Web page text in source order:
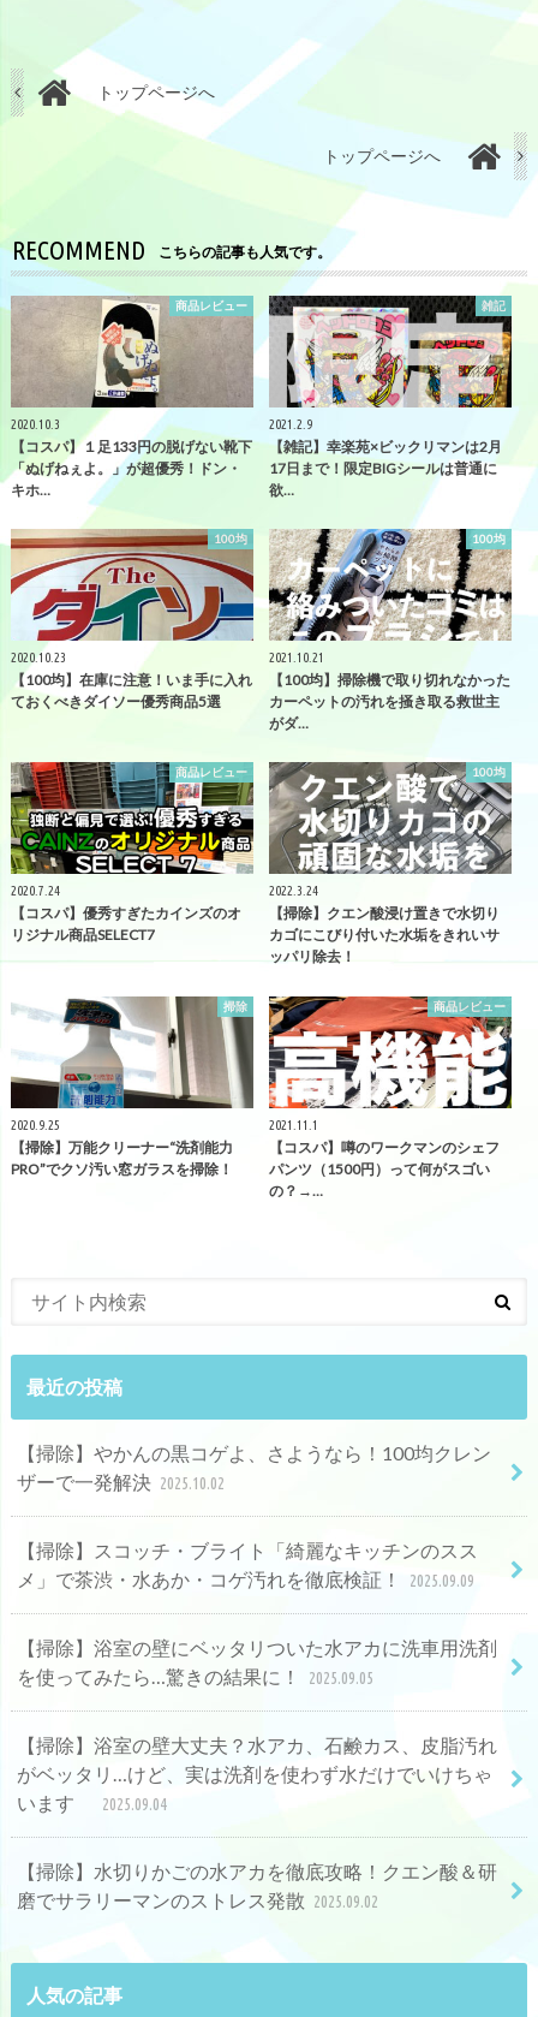
トップページへ
トップページへ
RECOMMEND こちらの記事も人気です。
商品レビュー
2020.10.3
【コスパ】１足133円の脱げない靴下
「ぬげねぇよ。」が超優秀！ドン・
キホ…
雑記
2021.2.9
【雑記】幸楽苑×ビックリマンは2月
17日まで！限定BIGシールは普通に
欲…
100均
2020.10.23
【100均】在庫に注意！いま手に入れ
ておくべきダイソー優秀商品5選
100均
2021.10.21
【100均】掃除機で取り切れなかった
カーペットの汚れを掻き取る救世主
がダ…
商品レビュー
2020.7.24
【コスパ】優秀すぎたカインズのオ
リジナル商品SELECT7
100均
2022.3.24
【掃除】クエン酸浸け置きで水切り
カゴにこびり付いた水垢をきれいサ
ッパリ除去！
掃除
2020.9.25
【掃除】万能クリーナー“洗剤能力
PRO”でクソ汚い窓ガラスを掃除！
商品レビュー
2021.11.1
【コスパ】噂のワークマンのシェフ
パンツ（1500円）って何がスゴい
の？→…
最近の投稿
【掃除】やかんの黒コゲよ、さようなら！100均クレン
ザーで一発解決 2025.10.02
【掃除】スコッチ・ブライト「綺麗なキッチンのスス
メ」で茶渋・水あか・コゲ汚れを徹底検証！
2025.09.09
【掃除】浴室の壁にベッタリついた水アカに洗車用洗剤
を使ってみたら…驚きの結果に！
2025.09.05
【掃除】浴室の壁大丈夫？水アカ、石鹸カス、皮脂汚れ
がベッタリ…けど、実は洗剤を使わず水だけでいけちゃ
います
2025.09.04
【掃除】水切りかごの水アカを徹底攻略！クエン酸＆研
磨でサラリーマンのストレス発散 2025.09.02
人気の記事